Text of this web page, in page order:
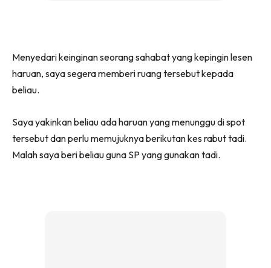
Menyedari keinginan seorang sahabat yang kepingin lesen
haruan, saya segera memberi ruang tersebut kepada
beliau.
Saya yakinkan beliau ada haruan yang menunggu di spot
tersebut dan perlu memujuknya berikutan kes rabut tadi.
Malah saya beri beliau guna SP yang gunakan tadi.